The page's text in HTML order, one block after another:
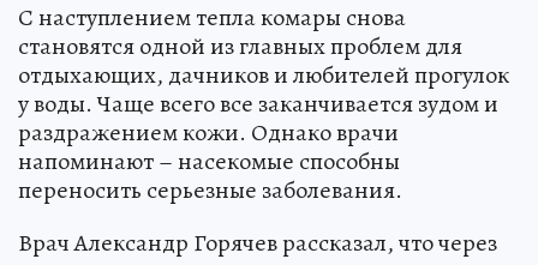
С наступлением тепла комары снова
становятся одной из главных проблем для
отдыхающих, дачников и любителей прогулок
у воды. Чаще всего все заканчивается зудом и
раздражением кожи. Однако врачи
напоминают – насекомые способны
переносить серьезные заболевания.
Врач Александр Горячев рассказал, что через